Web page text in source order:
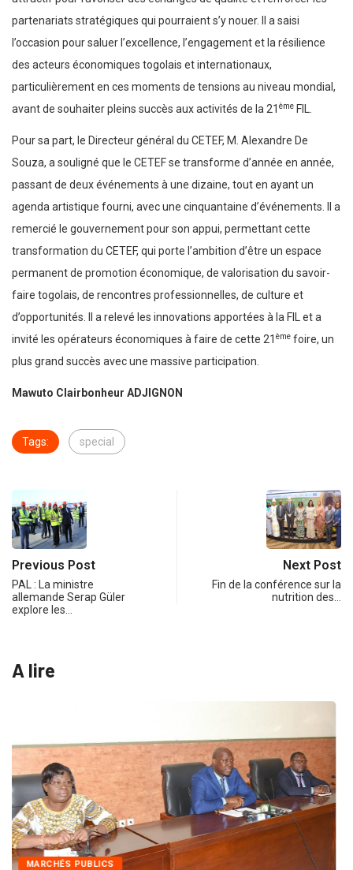
partenariats stratégiques qui pourraient s’y nouer. Il a saisi
l’occasion pour saluer l’excellence, l’engagement et la résilience
des acteurs économiques togolais et internationaux,
particulièrement en ces moments de tensions au niveau mondial,
avant de souhaiter pleins succès aux activités de la 21 ème FIL.
Pour sa part, le Directeur général du CETEF, M. Alexandre De
Souza, a souligné que le CETEF se transforme d’année en année,
passant de deux événements à une dizaine, tout en ayant un
agenda artistique fourni, avec une cinquantaine d’événements. Il a
remercié le gouvernement pour son appui, permettant cette
transformation du CETEF, qui porte l’ambition d’être un espace
permanent de promotion économique, de valorisation du savoir-
faire togolais, de rencontres professionnelles, de culture et
d’opportunités. Il a relevé les innovations apportées à la FIL et a
invité les opérateurs économiques à faire de cette 21 ème foire, un
plus grand succès avec une massive participation.
Mawuto Clairbonheur ADJIGNON
Tags: special
Previous Post
PAL : La ministre
allemande Serap Güler
explore les…
Next Post
Fin de la conférence sur la
nutrition des…
A lire